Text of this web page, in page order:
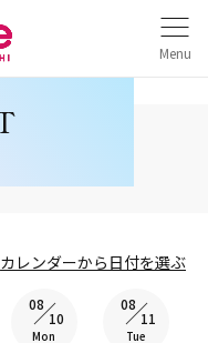
Menu
カレンダーから日付を選ぶ
08
10
Mon
08
11
Tue